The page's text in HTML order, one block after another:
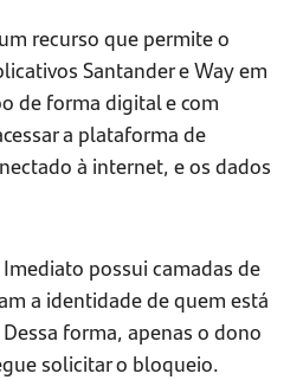
recurso que permite o
Santander e Way em
de forma digital e com
a plataforma de
à internet, e os dados
possui camadas de
a identidade de quem está
forma, apenas o dono
solicitar o bloqueio.